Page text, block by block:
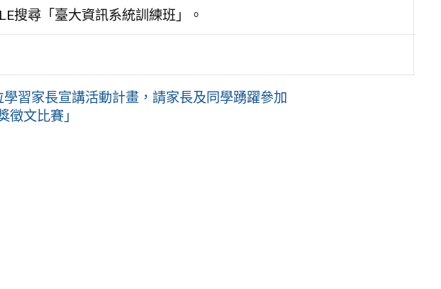
搜尋「臺大資訊系統訓練班」。
習家長宣講活動計畫，請家長及同學踴躍參加
徵文比賽」